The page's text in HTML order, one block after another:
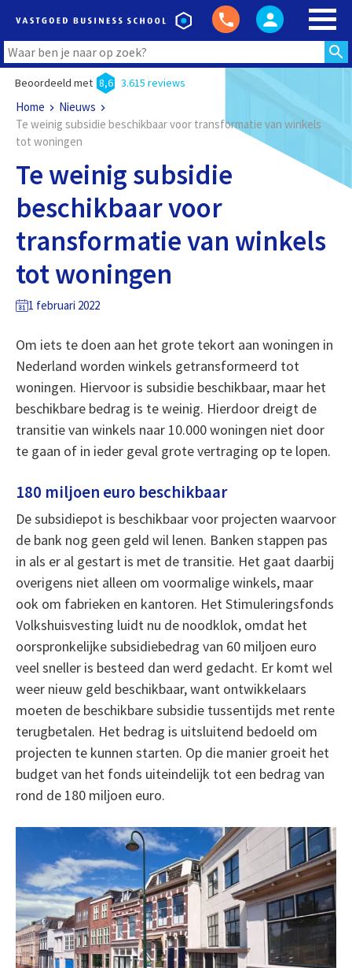
Beoordeeld met 8,6 3.615 reviews
Home
Nieuws
Te weinig subsidie beschikbaar voor transformatie van winkels
tot woningen
Te weinig subsidie
beschikbaar voor
transformatie van winkels
tot woningen
1 februari 2022
Om iets te doen aan het grote tekort aan woningen in
Nederland worden winkels getransformeerd tot
woningen. Hiervoor is subsidie beschikbaar, maar het
beschikbare bedrag is te weinig. Hierdoor dreigt de
transitie van winkels naar 10.000 woningen niet door
te gaan of in ieder geval grote vertraging op te lopen.
180 miljoen euro beschikbaar
De subsidiepot is beschikbaar voor projecten waarvoor
de bank nog geen geld wil lenen. Banken stappen pas
in als er al gestart is met de transitie. Het gaat daarbij
overigens niet alleen om voormalige winkels, maar
ook om fabrieken en kantoren. Het Stimuleringsfonds
Volkshuisvesting luidt nu de noodklok, omdat het
oorspronkelijke subsidiebedrag van 60 miljoen euro
veel sneller is besteed dan werd gedacht. Er komt wel
weer nieuw geld beschikbaar, want ontwikkelaars
moeten de beschikbare subsidie tussentijds met rente
terugbetalen. Het bedrag is uitsluitend bedoeld om
projecten te kunnen starten. Op die manier groeit het
budget van het fonds uiteindelijk tot een bedrag van
rond de 180 miljoen euro.